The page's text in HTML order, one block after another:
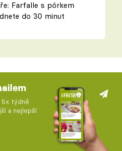
Farfalle s pórkem
do 30 minut
5x týdně
a nejlepší